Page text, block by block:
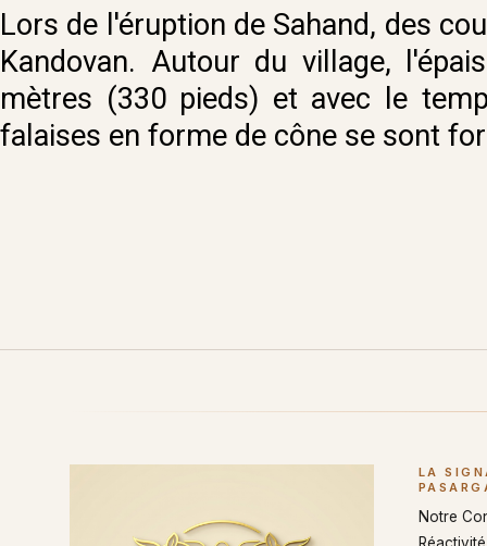
Lors de l'éruption de Sahand, des
Kandovan. Autour du village,
mètres (330 pieds) et avec le
falaises en forme de cône se sont
LA
Notre